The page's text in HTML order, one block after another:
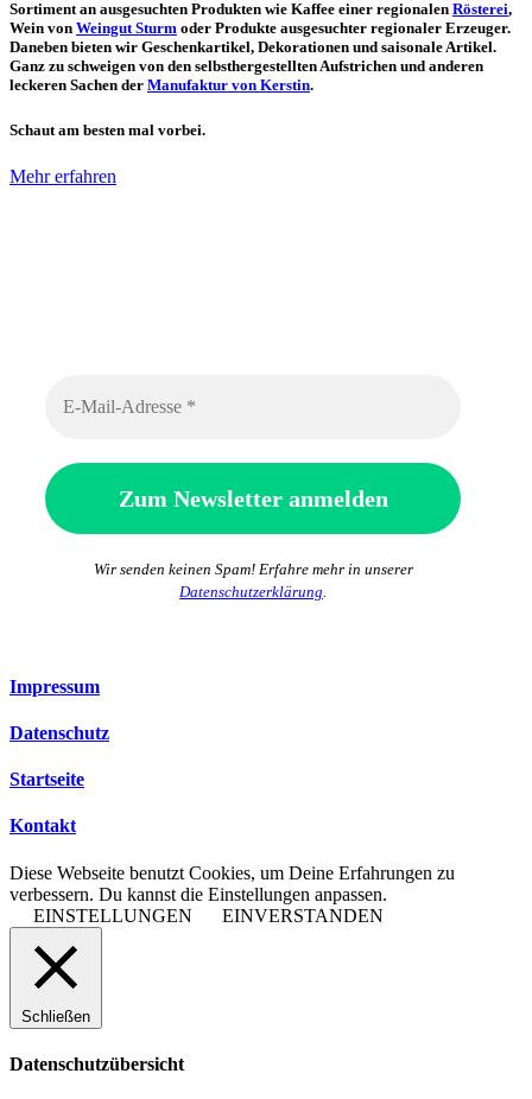
Sortiment an ausgesuchten Produkten wie Kaffee einer regionalen Rösterei,
Wein von Weingut Sturm oder Produkte ausgesuchter regionaler Erzeuger.
Daneben bieten wir Geschenkartikel, Dekorationen und saisonale Artikel.
Ganz zu schweigen von den selbsthergestellten Aufstrichen und anderen
leckeren Sachen der Manufaktur von Kerstin.
Schaut am besten mal vorbei.
Mehr erfahren
Wir senden keinen Spam! Erfahre mehr in unserer
Datenschutzerklärung.
Impressum
Datenschutz
Startseite
Kontakt
Diese Webseite benutzt Cookies, um Deine Erfahrungen zu
verbessern. Du kannst die Einstellungen anpassen.
EINSTELLUNGEN
EINVERSTANDEN
Schließen
Datenschutzübersicht